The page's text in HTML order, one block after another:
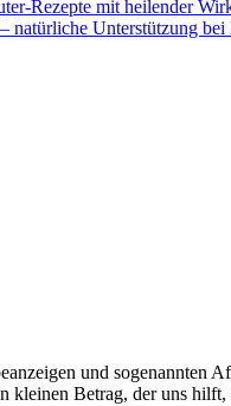
Rezepte mit heilender
Unterstützung bei
und
Betrag, der uns hilft,